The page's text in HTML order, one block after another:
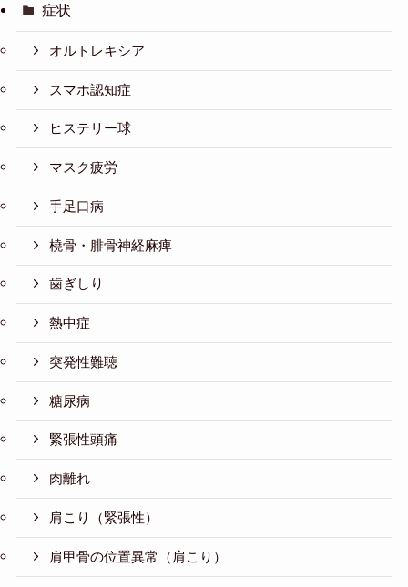
症状
オルトレキシア
スマホ認知症
ヒステリー球
マスク疲労
手足口病
橈骨・腓骨神経麻痺
歯ぎしり
熱中症
突発性難聴
糖尿病
緊張性頭痛
肉離れ
肩こり（緊張性）
肩甲骨の位置異常（肩こり）